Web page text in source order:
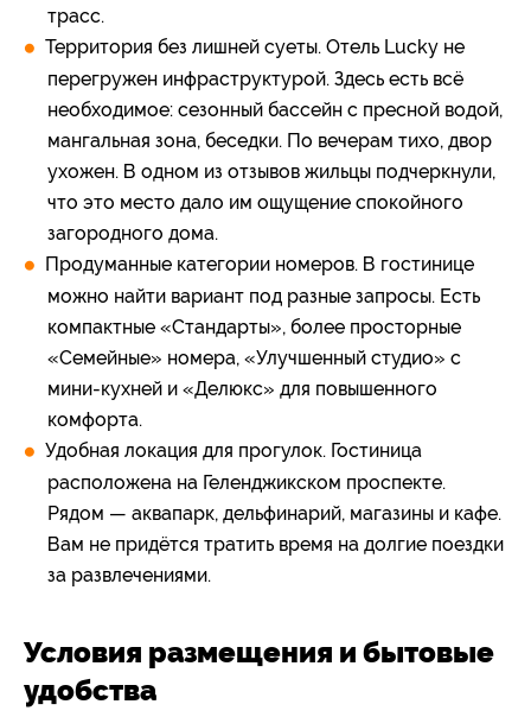
трасс.
Территория без лишней суеты. Отель Lucky не
перегружен инфраструктурой. Здесь есть всё
необходимое: сезонный бассейн с пресной водой,
мангальная зона, беседки. По вечерам тихо, двор
ухожен. В одном из отзывов жильцы подчеркнули,
что это место дало им ощущение спокойного
загородного дома.
Продуманные категории номеров. В гостинице
можно найти вариант под разные запросы. Есть
компактные «Стандарты», более просторные
«Семейные» номера, «Улучшенный студио» с
мини‑кухней и «Делюкс» для повышенного
комфорта.
Удобная локация для прогулок. Гостиница
расположена на Геленджикском проспекте.
Рядом — аквапарк, дельфинарий, магазины и кафе.
Вам не придётся тратить время на долгие поездки
за развлечениями.
Условия размещения и бытовые
удобства